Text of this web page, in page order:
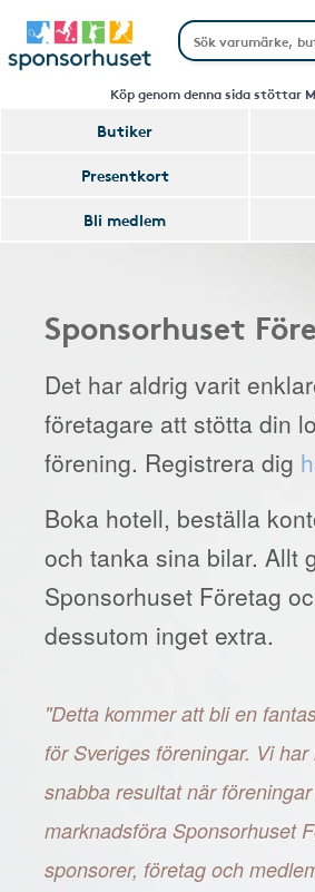
Köp genom denna sida stöttar
Butiker
Presentkort
Bli medlem
Sponsorhuset
Det har aldrig varit
företagare att stötta din
förening. Registrera dig
Boka hotell, beställa
och tanka sina bilar. Allt
Sponsorhuset Företag
dessutom inget extra.
"Detta kommer att bli en
för Sveriges föreningar. Vi
snabba resultat när
marknadsföra Sponsorhuset
sponsorer, företag och